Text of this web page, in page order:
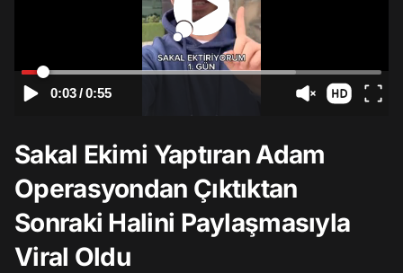
0:03/0:55
Sakal Ekimi Yaptıran Adam
Operasyondan Çıktıktan
Sonraki Halini Paylaşmasıyla
Viral Oldu